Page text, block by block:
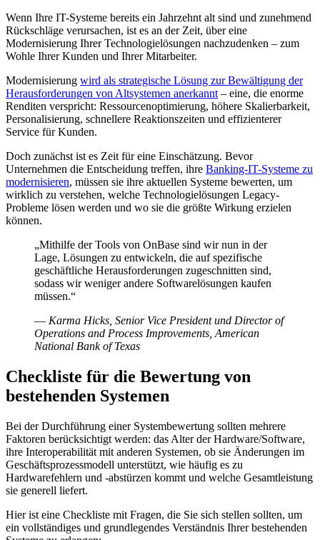
Wenn Ihre IT-Systeme bereits ein Jahrzehnt alt sind und zunehmend
Rückschläge verursachen, ist es an der Zeit, über eine
Modernisierung Ihrer Technologielösungen nachzudenken – zum
Wohle Ihrer Kunden und Ihrer Mitarbeiter.
Modernisierung wird als strategische Lösung zur Bewältigung der
Herausforderungen von Altsystemen anerkannt – eine, die enorme
Renditen verspricht: Ressourcenoptimierung, höhere Skalierbarkeit,
Personalisierung, schnellere Reaktionszeiten und effizienterer
Service für Kunden.
Doch zunächst ist es Zeit für eine Einschätzung. Bevor
Unternehmen die Entscheidung treffen, ihre Banking-IT-Systeme zu
modernisieren, müssen sie ihre aktuellen Systeme bewerten, um
wirklich zu verstehen, welche Technologielösungen Legacy-
Probleme lösen werden und wo sie die größte Wirkung erzielen
können.
„Mithilfe der Tools von OnBase sind wir nun in der
Lage, Lösungen zu entwickeln, die auf spezifische
geschäftliche Herausforderungen zugeschnitten sind,
sodass wir weniger andere Softwarelösungen kaufen
müssen.“
— Karma Hicks, Senior Vice President und Director of
Operations and Process Improvements, American
National Bank of Texas
Checkliste für die Bewertung von
bestehenden Systemen
Bei der Durchführung einer Systembewertung sollten mehrere
Faktoren berücksichtigt werden: das Alter der Hardware/Software,
ihre Interoperabilität mit anderen Systemen, ob sie Änderungen im
Geschäftsprozessmodell unterstützt, wie häufig es zu
Hardwarefehlern und -abstürzen kommt und welche Gesamtleistung
sie generell liefert.
Hier ist eine Checkliste mit Fragen, die Sie sich stellen sollten, um
ein vollständiges und grundlegendes Verständnis Ihrer bestehenden